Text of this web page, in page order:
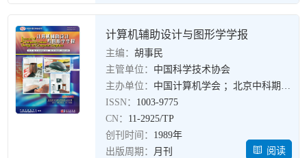
计算机辅助设计与图形学学报
主编：胡事民
主管单位： 中国科学技术协会
主办单位： 中国计算机学会 ；北京中科期刊出版有限公司（科学出版社）
ISSN： 1003-9775
CN： 11-2925/TP
创刊时间： 1989年
出版周期： 月刊 阅读